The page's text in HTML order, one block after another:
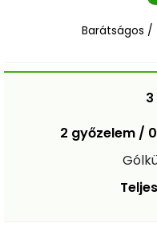
Barátságos /
3
2 győzelem /